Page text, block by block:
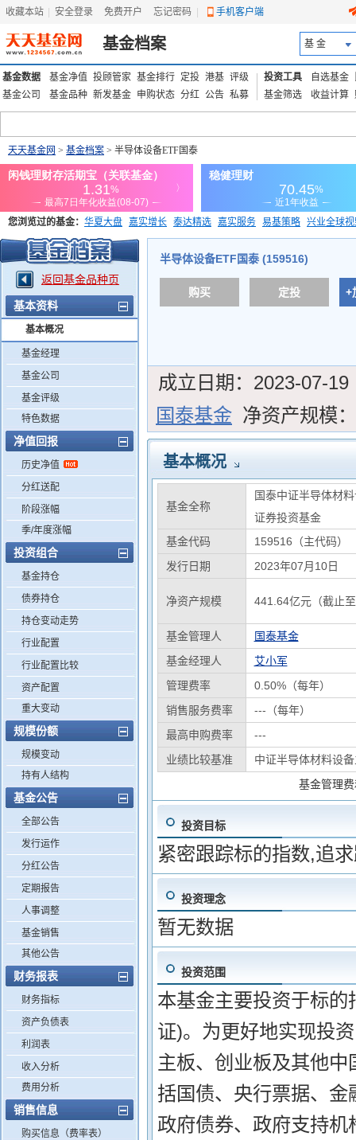
收藏本站 安全登录 免费开户 忘记密码 手机客户端
基金档案 基 金
基金数据 基金净值 投顾管家 基金排行 定投 港基 评级
基金公司
基金品种 新发基金 申购状态 分红 公告 私募
投资工具 自选基金
基金筛选
收益计算
天天基金网 > 基金档案 > 半导体设备ETF国泰
您浏览过的基金： 华夏大盘 嘉实增长 泰达精选 嘉实服务 易基策略 兴业全球
添富优势 华安宏利 上证180价值ETF
返回基金品种页
基本资料
基本概况
基金经理
基金公司
基金评级
特色数据
净值回报
历史净值
分红送配
阶段涨幅
季/年度涨幅
投资组合
基金持仓
债券持仓
持仓变动走势
行业配置
行业配置比较
资产配置
重大变动
规模份额
规模变动
持有人结构
基金公告
全部公告
发行运作
分红公告
定期报告
人事调整
基金销售
其他公告
财务报表
财务指标
资产负债表
利润表
收入分析
费用分析
销售信息
购买信息（费率表）
半导体设备ETF国泰 (159516)
购买 定投 +
成立日期： 2023-07-19
国泰基金 净资产规模：
基本概况
基金全称
国泰中证半导体材
证券投资基金
基金代码
159516（主代码）
发行日期
2023年07月10日
净资产规模 441.64亿元（截止
基金管理人
国泰基金
基金经理人
艾小军
管理费率
0.50%（每年）
销售服务费率
---（每年）
最高申购费率
---
业绩比较基准
中证半导体材料设
基金管理
投资目标
紧密跟踪标的指数,追
投资理念
暂无数据
投资范围
本基金主要投资于标
证)。为更好地实现投
主板、创业板及其他
括国债、央行票据、
政府债券、政府支持